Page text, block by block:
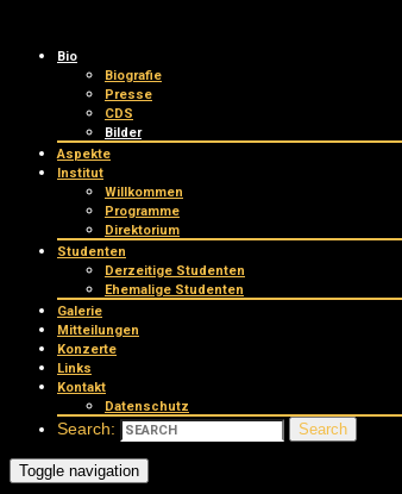
Bio
Biografie
Presse
CDS
Bilder
Aspekte
Institut
Willkommen
Programme
Direktorium
Studenten
Derzeitige Studenten
Ehemalige Studenten
Galerie
Mitteilungen
Konzerte
Links
Kontakt
Datenschutz
Search: Search
Toggle navigation